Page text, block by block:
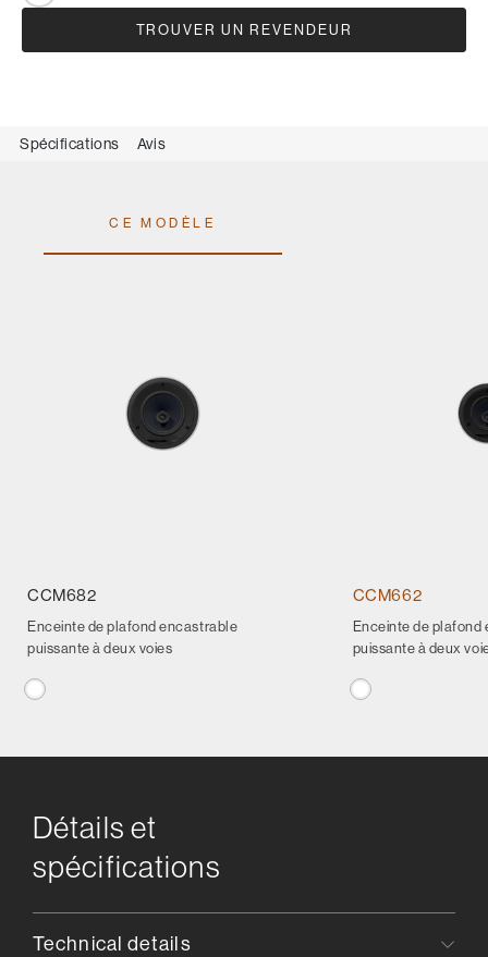
TROUVER UN REVENDEUR
Spécifications Avis
CE MODÈLE
CCM682
Enceinte de plafond encastrable
puissante à deux voies
CCM662
Enceinte de plafond
puissante à deux
Détails et
spécifications
Technical details